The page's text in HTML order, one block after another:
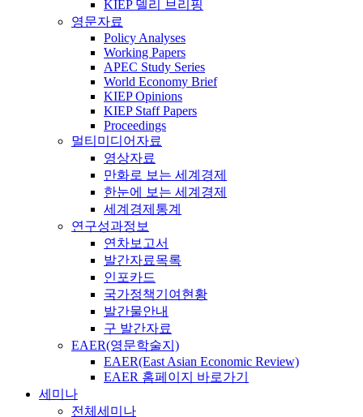
KIEP 델리 브리핑
영문자료
Policy Analyses
Working Papers
APEC Study Series
World Economy Brief
KIEP Opinions
KIEP Staff Papers
Proceedings
멀티미디어자료
영상자료
만화로 보는 세계경제
한눈에 보는 세계경제
세계경제통계
연구성과정보
연차보고서
발간자료목록
인포카드
국가정책기여현황
발간물안내
구 발간자료
EAER(영문학술지)
EAER(East Asian Economic Review)
EAER 홈페이지 바로가기
세미나
전체세미나